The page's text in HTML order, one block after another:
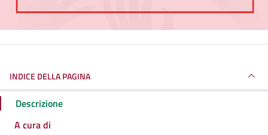
INDICE DELLA PAGINA
Descrizione
A cura di